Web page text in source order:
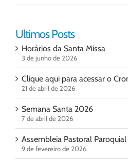
Ultimos Posts
Horários da Santa Missa
3 de junho de 2026
Clique aqui para acessar o
21 de abril de 2026
Semana Santa 2026
7 de abril de 2026
Assembleia Pastoral
9 de fevereiro de 2026